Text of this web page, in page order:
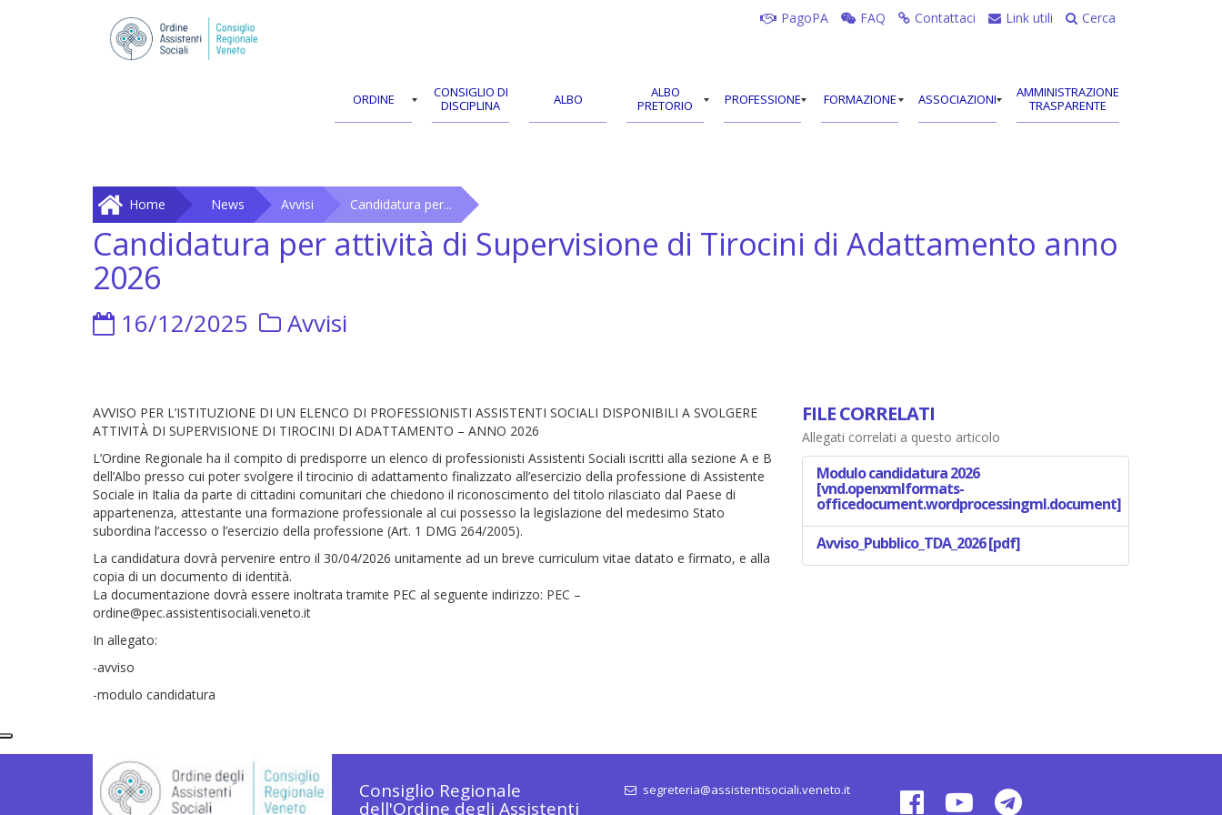
PagoPA FAQ Contattaci Link utili Cerca
ORDINE
CONSIGLIO DI
DISCIPLINA
ALBO
ALBO
PRETORIO
PROFESSIONE FORMAZIONE ASSOCIAZIONI
AMMINISTRAZIONE
TRASPARENTE
Home News Avvisi Candidatura per...
Candidatura per attività di Supervisione di Tirocini di Adattamento anno
2026
16/12/2025 Avvisi
AVVISO PER L’ISTITUZIONE DI UN ELENCO DI PROFESSIONISTI ASSISTENTI SOCIALI DISPONIBILI A SVOLGERE
ATTIVITÀ DI SUPERVISIONE DI TIROCINI DI ADATTAMENTO – ANNO 2026
L’Ordine Regionale ha il compito di predisporre un elenco di professionisti Assistenti Sociali iscritti alla sezione A e B
dell’Albo presso cui poter svolgere il tirocinio di adattamento finalizzato all’esercizio della professione di Assistente
Sociale in Italia da parte di cittadini comunitari che chiedono il riconoscimento del titolo rilasciato dal Paese di
appartenenza, attestante una formazione professionale al cui possesso la legislazione del medesimo Stato
subordina l’accesso o l’esercizio della professione (Art. 1 DMG 264/2005).
La candidatura dovrà pervenire entro il 30/04/2026 unitamente ad un breve curriculum vitae datato e firmato, e alla
copia di un documento di identità.
La documentazione dovrà essere inoltrata tramite PEC al seguente indirizzo: PEC –
ordine@pec.assistentisociali.veneto.it
In allegato:
-avviso
-modulo candidatura
FILE CORRELATI
Allegati correlati a questo articolo
Modulo candidatura 2026
[vnd.openxmlformats-
officedocument.wordprocessingml.document]
Avviso_Pubblico_TDA_2026 [pdf]
Consiglio Regionale
dell'Ordine degli Assistenti
segreteria@assistentisociali.veneto.it